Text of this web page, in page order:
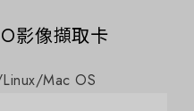
影像擷取卡
Mac OS